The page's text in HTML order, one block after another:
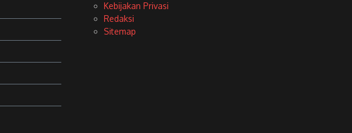
Kebijakan Privasi
Redaksi
Sitemap